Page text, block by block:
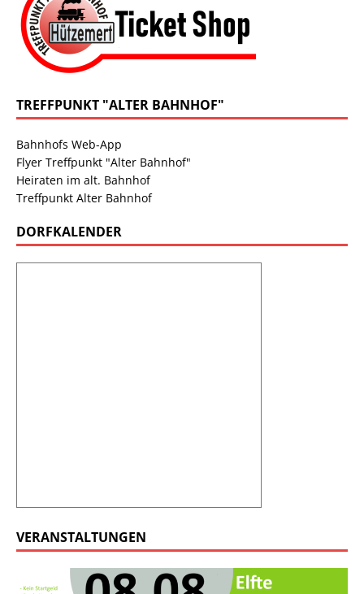
TREFFPUNKT "ALTER BAHNHOF"
Bahnhofs Web-App
Flyer Treffpunkt "Alter Bahnhof"
Heiraten im alt. Bahnhof
Treffpunkt Alter Bahnhof
DORFKALENDER
VERANSTALTUNGEN